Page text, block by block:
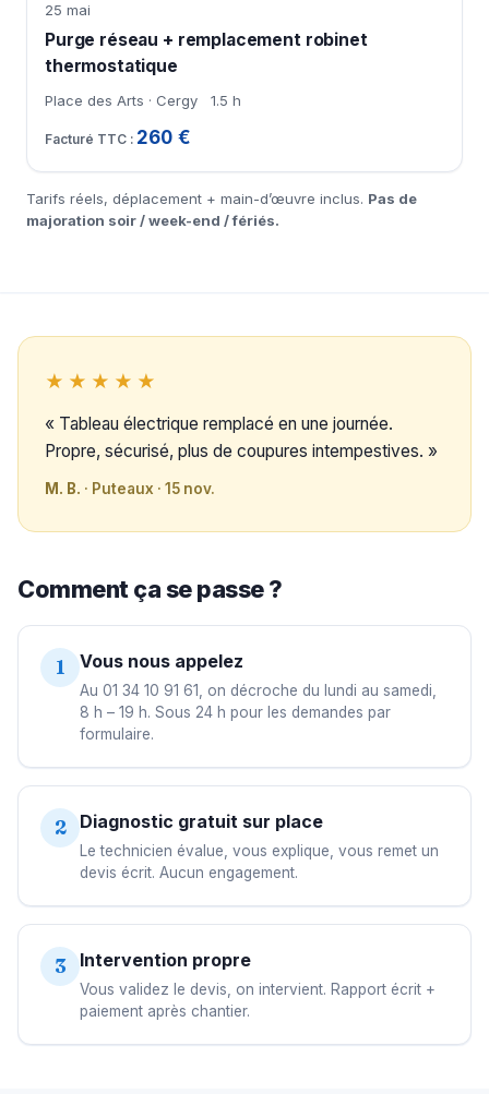
25 mai
Purge réseau + remplacement robinet
thermostatique
Place des Arts · Cergy 1.5 h
260 €
Tarifs réels, déplacement + main-d’œuvre inclus. Pas de
majoration soir / week-end / fériés.
★★★★★
« Tableau électrique remplacé en une journée.
Propre, sécurisé, plus de coupures intempestives. »
M. B. · Puteaux · 15 nov.
Comment ça se passe ?
1 Vous nous appelez
Au 01 34 10 91 61, on décroche du lundi au samedi,
8 h – 19 h. Sous 24 h pour les demandes par
formulaire.
2 Diagnostic gratuit sur place
Le technicien évalue, vous explique, vous remet un
devis écrit. Aucun engagement.
3 Intervention propre
Vous validez le devis, on intervient. Rapport écrit +
paiement après chantier.